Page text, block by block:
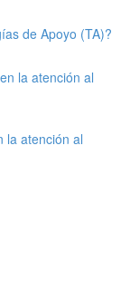
de Apoyo (TA)?
la atención al
la atención al